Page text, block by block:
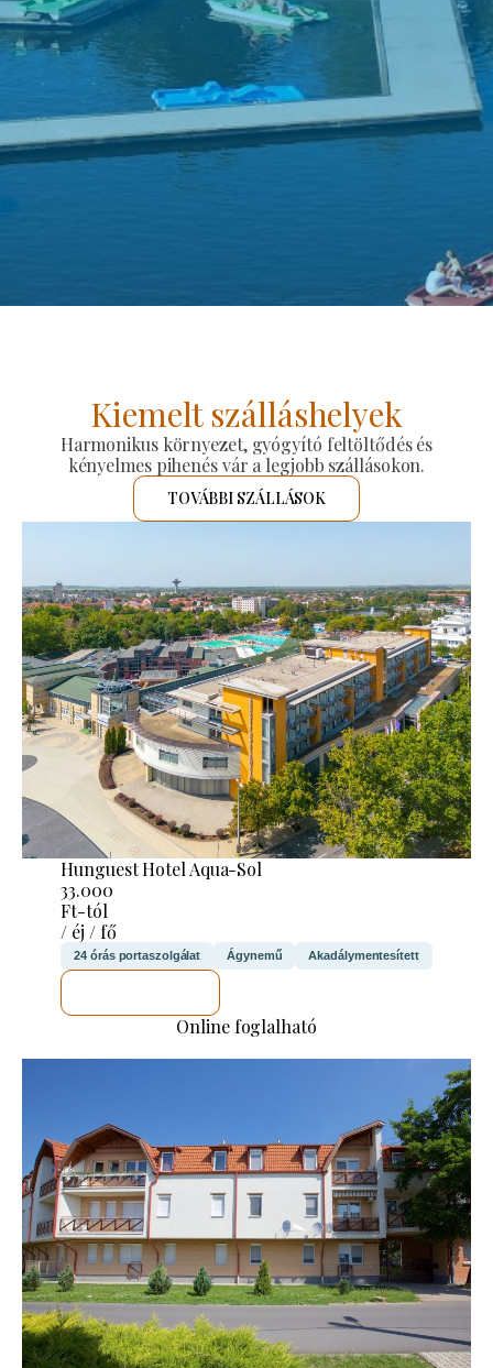
Kiemelt szálláshelyek
Harmonikus környezet, gyógyító feltöltődés és
kényelmes pihenés vár a legjobb szállásokon.
TOVÁBBI SZÁLLÁSOK
Hunguest Hotel Aqua-Sol
33.000
Ft-tól
/ éj / fő
24 órás portaszolgálat Ágynemű Akadálymentesített
Online foglalható